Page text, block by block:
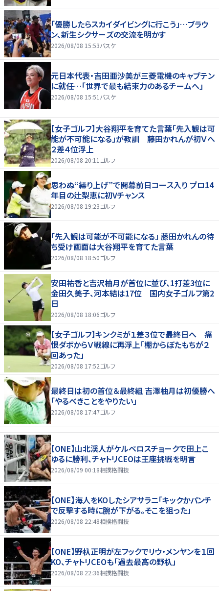
「優勝したらスカイダイビングに行こう」…ブラウ
ン、新生シクサーズの交流を明かす
2026/08/08 15:53バスケ
元日本代表・吉田亜沙美が三菱電機のキャプテン
に就任…「世界で最も結束力のあるチームへ」
2026/08/08 15:51 バスケ
【女子ゴルフ】大谷翔平を育てた言葉「先入観は可
能が不可能になる」が教訓 藤田かれんが初Ｖへ
２差４位浮上
2026/08/08 20:11 ゴルフ
思わぬ“繰り上げ”で開幕前日コース入り プロ14
年目の辻梨恵に初Vチャンス
2026/08/08 19:23ゴルフ
「先入観は可能が不可能になる」 藤田かれんの待
ち受け画面は大谷翔平を育てた言葉
2026/08/08 18:50ゴルフ
安田祐香と吉沢柚月が首位に並び、1打差3位に
金田久美子、河本結は17位 国内女子ゴルフ第2
日
2026/08/08 18:06ゴルフ
【女子ゴルフ】キンクミが１差３位で最終日へ 痛
恨ダボからＶ戦線に再浮上「棚からぼたもちが２
回あった」
2026/08/08 17:52ゴルフ
最終日は初の首位＆最終組 吉澤柚月は初優勝へ
「やるべきことをやりたい」
2026/08/08 17:47ゴルフ
【ONE】山北渓人がケルベロスチョークで田上こ
ゆるに勝利、チャトリCEOは王座挑戦を明言
2026/08/09 00:18相撲格闘技
【ONE】海人をKOしたシアサラニ「キックかパンチ
で反撃する時に腕が下がる。そこを狙った」
2026/08/08 22:48相撲格闘技
【ONE】野杁正明が左フックでリウ・メンヤンを１回
KO、チャトリCEOも「過去最高の野杁」
2026/08/08 22:36相撲格闘技